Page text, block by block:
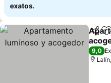
exatos.
Ver
9,0